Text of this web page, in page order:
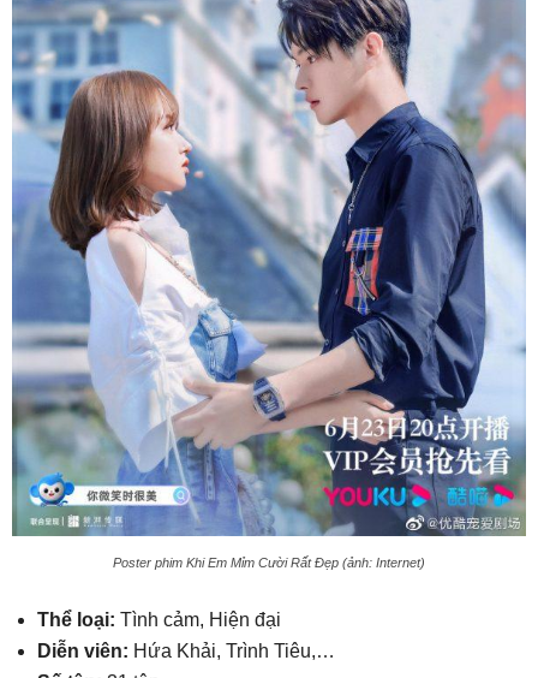
Poster phim Khi Em Mỉm Cười Rất Đẹp (ảnh: Internet)
Thể loại: Tình cảm, Hiện đại
Diễn viên: Hứa Khải, Trình Tiêu,…